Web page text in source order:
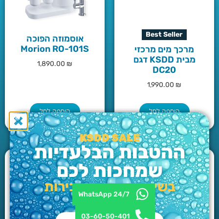
Best Seller
מרכך מים מרכזי
מבית KSDD דגם
DC20
1,990.00 ₪
הוספה לסל
אוסמוזה הפוכה
Morion RO-101S
1,890.00 ₪
הוספה לסל
WhatsApp 24/7
03-60-50-401
KSDD SALE
ההטבות הבלעדיות
שמחכות לכם
בשיחה עם נציג מכירות
טלפוני בלבד